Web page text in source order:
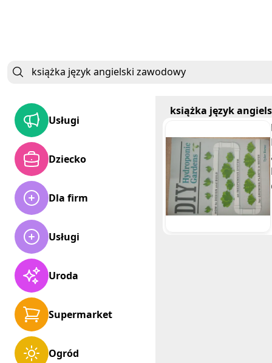
Usługi
Dziecko
Dla firm
Usługi
Uroda
Supermarket
Ogród
książka język